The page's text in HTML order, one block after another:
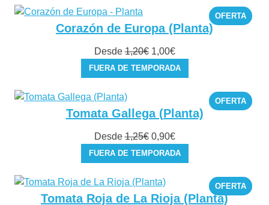
1,50€.1,20€.
OFERTA
EN
Corazón de Europa (Planta)
Desde 1,20€ El
precio
original
1,20€.
1,00€El
precio
actual
1,00€.
FUERA DE TEMPORADA
OFERTA
EN
Tomata Gallega (Planta)
Desde 1,25€ El
precio
original
era:
1,25€.
0,90€El
precio
actual
0,90€.
FUERA DE TEMPORADA
OFERTA
EN
Tomata Roja de La Rioja (Planta)